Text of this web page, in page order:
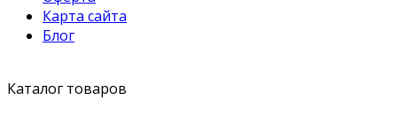
Карта сайта
Блог
Каталог товаров